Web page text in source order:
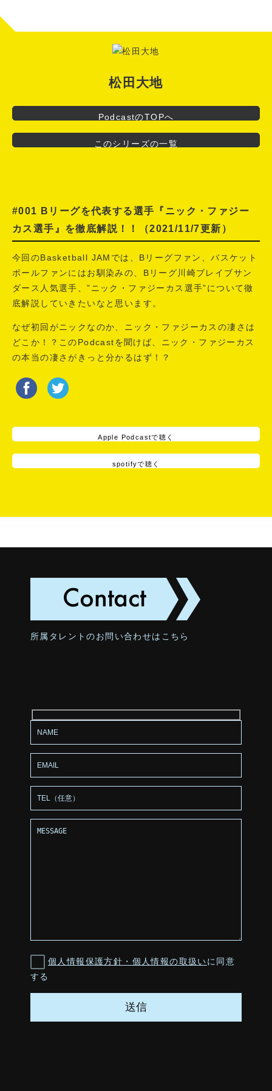
松田大地
PodcastのTOPへ
このシリーズの一覧
#001 Bリーグを代表する選手『ニック・ファジー
カス選手』を徹底解説！！
（2021/11/7更新）
今回のBasketball JAMでは、Bリーグファン、バスケット
ボールファンにはお馴染みの、Bリーグ川崎ブレイブサン
ダース人気選手、”ニック・ファジーカス選手”について徹
底解説していきたいなと思います。
なぜ初回がニックなのか、ニック・ファジーカスの凄さは
どこか！？このPodcastを聞けば、ニック・ファジーカス
の本当の凄さがきっと分かるはず！？
Apple Podcastで聴く
spotifyで聴く
所属タレントのお問い合わせはこちら
個人情報保護方針・個人情報の取扱いに同意
する